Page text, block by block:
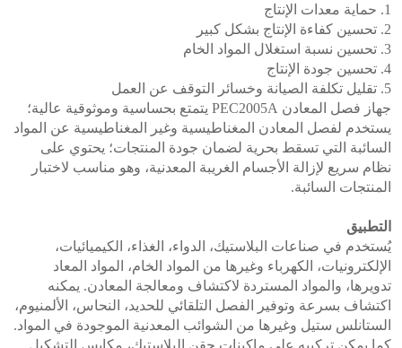
1. حماية معدات الإنتاج
2. تحسين كفاءة الإنتاج بشكل كبير
3. تحسين نسبة استغلال المواد الخام
4. تحسين جودة الإنتاج
5. تقليل تكلفة الصيانة وخسائر التوقف عن العمل
جهاز فصل المعادن PEC2005A يتمتع بحساسية وموثوقية عالية؛
يستخدم لفصل المعادن المغناطيسية وغير المغناطيسية عن المواد
السائبة التي تسقط بحرية لضمان جودة المنتجات؛ يحتوي على
نظام سريع لإزالة الأجسام الغريبة المعدنية، وهو مناسب لاختبار
المنتجات السائبة.
التطبيق
يُستخدم في صناعات البلاستيك، الدواء، الغذاء، الكيميائيات،
الإلكترونيات، الكهرباء وغيرها من المواد الخام، المواد المعاد
تدويرها، والمواد المستردة لاكتشاف ومعالجة المعادن. يمكنه
اكتشاف بسرعة وتوفير الفصل التلقائي للحديد، النحاس، الألمنيوم،
الستانلس ستيل وغيرها من الشوائب المعدنية الموجودة في المواد.
كما يمكن تركيبه على ماكينات حقن البلاستيك، مكابس التشكيل